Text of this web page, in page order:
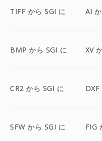
TIFF から SGI に AI
BMP から SGI に XV
CR2 から SGI に DXF
SFW から SGI に FIG